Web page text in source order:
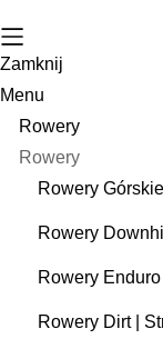
Zamknij
Menu
Rowery
Rowery
Rowery
Rowery
Rowery
Rowery Dirt |